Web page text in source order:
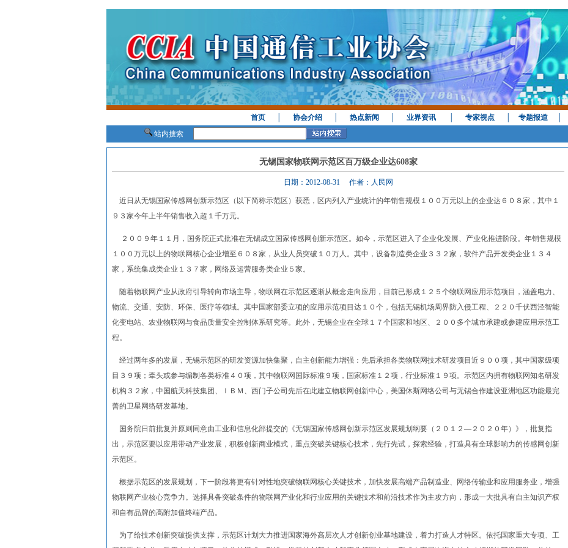
首页│ 协会介绍│ 热点新闻 业界资讯│ 专家视点│ 专题报道│
站内搜索
无锡国家物联网示范区百万级企业达608家
日期：2012-08-31 作者：人民网
近日从无锡国家传感网创新示范区（以下简称示范区）获悉，区内列入产业统计的年销售规模１００万元以上的企业达６０８家，其中１
９３家今年上半年销售收入超１千万元。
２００９年１１月，国务院正式批准在无锡成立国家传感网创新示范区。如今，示范区进入了企业化发展、产业化推进阶段。年销售规模
１００万元以上的物联网核心企业增至６０８家，从业人员突破１０万人。其中，设备制造类企业３３２家，软件产品开发类企业１３４
家，系统集成类企业１３７家，网络及运营服务类企业５家。
随着物联网产业从政府引导转向市场主导，物联网在示范区逐渐从概念走向应用，目前已形成１２５个物联网应用示范项目，涵盖电力、
物流、交通、安防、环保、医疗等领域。其中国家部委立项的应用示范项目达１０个，包括无锡机场周界防入侵工程、２２０千伏西泾智能
化变电站、农业物联网与食品质量安全控制体系研究等。此外，无锡企业在全球１７个国家和地区、２００多个城市承建或参建应用示范工
程。
经过两年多的发展，无锡示范区的研发资源加快集聚，自主创新能力增强：先后承担各类物联网技术研发项目近９００项，其中国家级项
目３９项；牵头或参与编制各类标准４０项，其中物联网国际标准９项，国家标准１２项，行业标准１９项。示范区内拥有物联网知名研发
机构３２家，中国航天科技集团、ＩＢＭ、西门子公司先后在此建立物联网创新中心，美国休斯网络公司与无锡合作建设亚洲地区功能最完
善的卫星网络研发基地。
国务院日前批复并原则同意由工业和信息化部提交的《无锡国家传感网创新示范区发展规划纲要（２０１２—２０２０年）》，批复指
出，示范区要以应用带动产业发展，积极创新商业模式，重点突破关键核心技术，先行先试，探索经验，打造具有全球影响力的传感网创新
示范区。
根据示范区的发展规划，下一阶段将更有针对性地突破物联网核心关键技术，加快发展高端产品制造业、网络传输业和应用服务业，增强
物联网产业核心竞争力。选择具备突破条件的物联网产业化和行业应用的关键技术和前沿技术作为主攻方向，形成一大批具有自主知识产权
和自有品牌的高附加值终端产品。
为了给技术创新突破提供支撑，示范区计划大力推进国家海外高层次人才创新创业基地建设，着力打造人才特区。依托国家重大专项、工